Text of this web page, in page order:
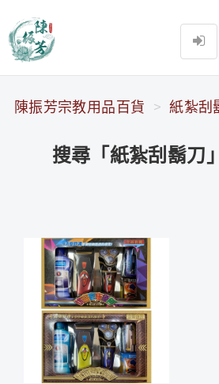
陳振芳宗教用品百貨
陳振芳宗教用品百貨 紙紮刮
搜尋「紙紮刮鬍刀